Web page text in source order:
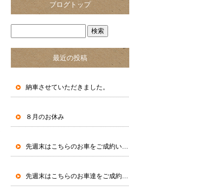
ブログトップ
最近の投稿
納車させていただきました。
８月のお休み
先週末はこちらのお車をご成約いただきました。
先週末はこちらのお車達をご成約いただきました。